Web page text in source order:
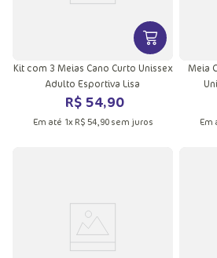
VER MAIS
Kit com 3 Meias Cano Curto Unissex
Adulto Esportiva Lisa
R$ 54,90
Em até 1x R$ 54,90sem juros
Meia
Em